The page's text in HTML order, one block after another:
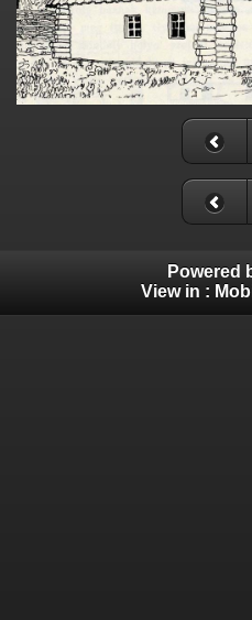
Powered
View in :